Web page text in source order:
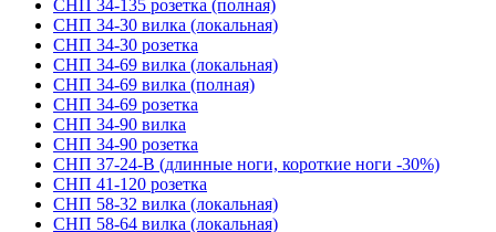
СНП 34-135 розетка (полная)
СНП 34-30 вилка (локальная)
СНП 34-30 розетка
СНП 34-69 вилка (локальная)
СНП 34-69 вилка (полная)
СНП 34-69 розетка
СНП 34-90 вилка
СНП 34-90 розетка
СНП 37-24-В (длинные ноги, короткие ноги -30%)
СНП 41-120 розетка
СНП 58-32 вилка (локальная)
СНП 58-64 вилка (локальная)